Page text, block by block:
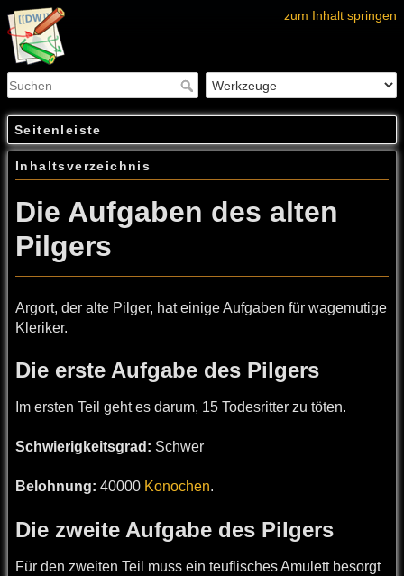
zum Inhalt springen
Seitenleiste
Inhaltsverzeichnis
Die Aufgaben des alten
Pilgers
Argort, der alte Pilger, hat einige Aufgaben für wagemutige
Kleriker.
Die erste Aufgabe des Pilgers
Im ersten Teil geht es darum, 15 Todesritter zu töten.
Schwierigkeitsgrad: Schwer
Belohnung: 40000 Konochen.
Die zweite Aufgabe des Pilgers
Für den zweiten Teil muss ein teuflisches Amulett besorgt